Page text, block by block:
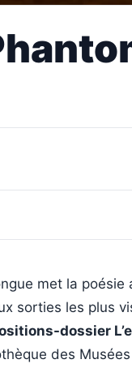
met la poésie
sorties les plus
dossier
des